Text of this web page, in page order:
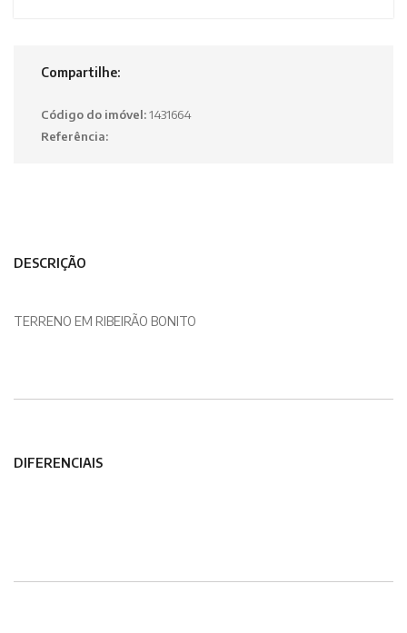
Compartilhe:
Código do imóvel:1431664
Referência:
DESCRIÇÃO
TERRENO EM RIBEIRÃO BONITO
DIFERENCIAIS